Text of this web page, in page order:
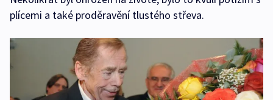
plícemi a také proděravění tlustého střeva.